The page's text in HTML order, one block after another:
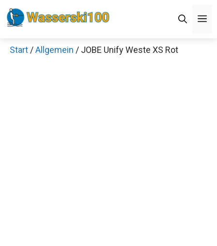
Zum
Inhalt
Start /Allgemein / JOBE Unify Weste XS Rot